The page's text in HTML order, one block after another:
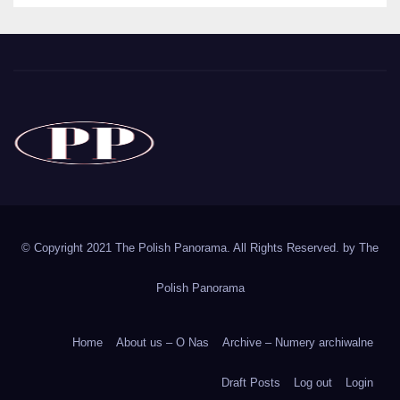
© Copyright 2021 The Polish Panorama. All Rights Reserved. by The
Polish Panorama
Home About us – O Nas Archive – Numery archiwalne
Draft Posts Log out Login